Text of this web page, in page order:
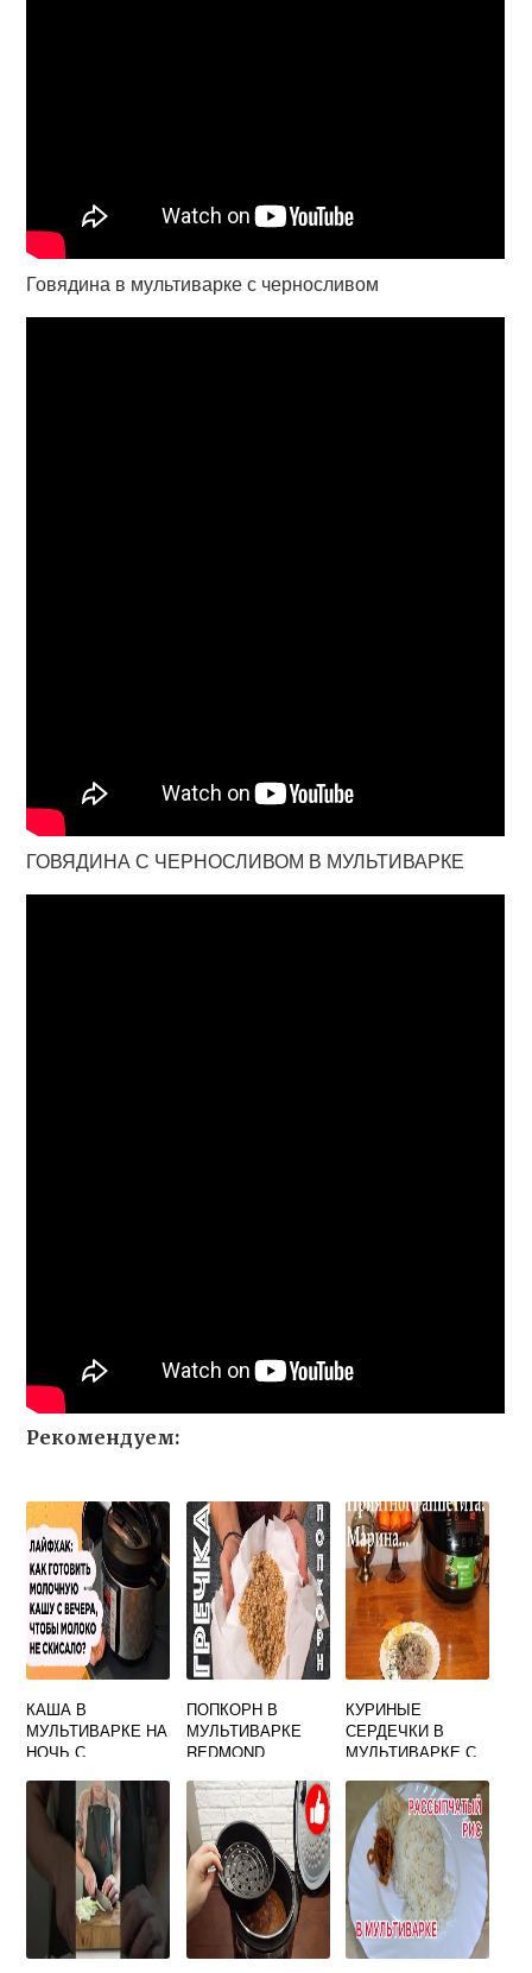
Говядина в мультиварке с черносливом
ГОВЯДИНА С ЧЕРНОСЛИВОМ В МУЛЬТИВАРКЕ
Рекомендуем:
КАША В
МУЛЬТИВАРКЕ НА
НОЧЬ С
СТАРТОМ
ПОПКОРН В
МУЛЬТИВАРКЕ
REDMOND
КУРИНЫЕ
СЕРДЕЧКИ В
МУЛЬТИВАРКЕ С